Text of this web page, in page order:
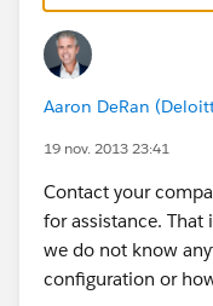
Aaron DeRan
19 nov. 2013 23:41
Contact your
for assistance. That
we do not know
configuration or